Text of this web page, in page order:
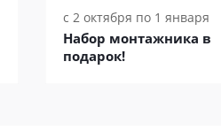
с 2 октября по 1 января
Набор монтажника в
подарок!